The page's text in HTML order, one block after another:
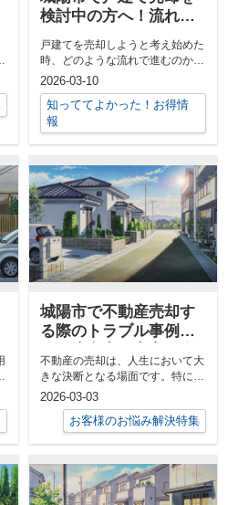
検討中の方へ！流れや
注意点を簡単にご紹介
戸建てを売却しようと考え始めた
時、どのような流れで進むのか不
安や疑問はありませんか。特に城
陽市エリ...
2026-03-10
知っててよかった！お得情
報
城陽市で不動産売却す
る際のトラブル事例
め方も紹介
不動産の売却は、人生において大
きな決断となる場面です。特に相
続や離婚といった出来事に直面し
ている場...
2026-03-03
お客様のお悩み解決特集